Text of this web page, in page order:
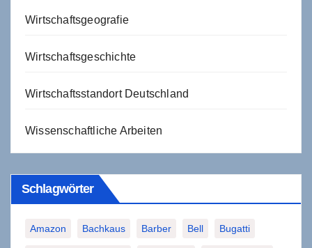
Wirtschaftsgeografie
Wirtschaftsgeschichte
Wirtschaftsstandort Deutschland
Wissenschaftliche Arbeiten
Schlagwörter
Amazon Bachkaus Barber Bell Bugatti